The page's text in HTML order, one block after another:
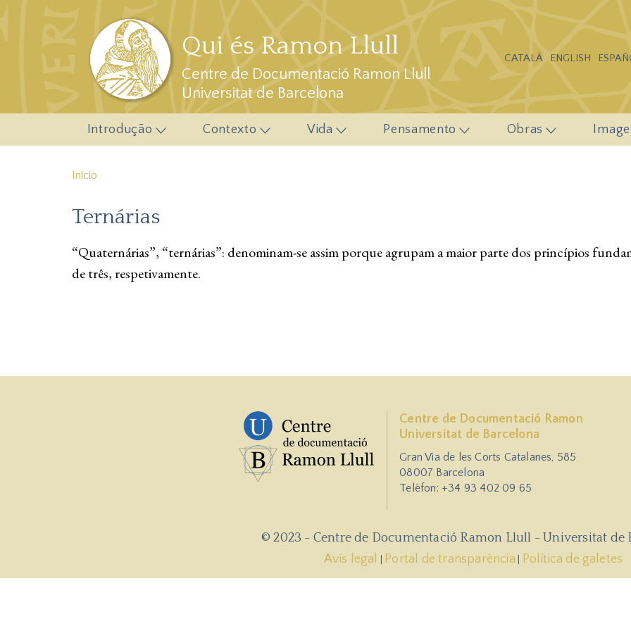
Passar para o conteúdo principal
Qui és Ramon Llull
Centre de Documentació Ramon Llull
Universitat de Barcelona
CATALÁ ENGLISH
Introdução Contexto Vida Pensamento Obras
Início
Ternárias
“Quaternárias”, “ternárias”: denominam-se assim porque agrupam a maior parte dos princípios
de três, respetivamente.
Centre de Documentació Ramon
Universitat de Barcelona
Gran Via de les Corts Catalanes, 585
08007 Barcelona
Telèfon: +34 93 402 09 65
© 2023 - Centre de Documentació Ramon Llull - Universitat de
Avís legal
Portal de transparència Política de galetes